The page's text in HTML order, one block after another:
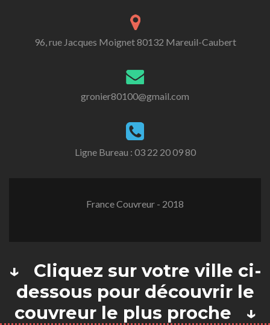
96, rue Jacques Moignet 80132 Mareuil-Caubert
gronier80100@gmail.com
Ligne Bureau : 03 22 20 09 80
France Couvreur - 2018
↓ Cliquez sur votre ville ci-
dessous pour découvrir le
couvreur le plus proche ↓